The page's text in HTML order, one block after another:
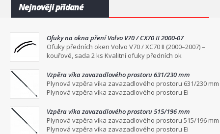
Nejnověji přidané
Ofuky na okna pření Volvo V70 / CX70 II 2000-07
Ofuky předních oken Volvo V70 / XC70 II (2000–2007) –
kouřové, sada 2 ks Kvalitní ofuky předních ok
Vzpěra víka zavazadlového prostoru 631/230 mm
Plynová vzpěra víka zavazadlového prostoru 631/230 mm
Plynová vzpěra víka zavazadlového prostoru Ei
Vzpěra víka zavazadlového prostoru 515/196 mm
Plynová vzpěra víka zavazadlového prostoru 515/196 mm
Plynová vzpěra víka zavazadlového prostoru Ei